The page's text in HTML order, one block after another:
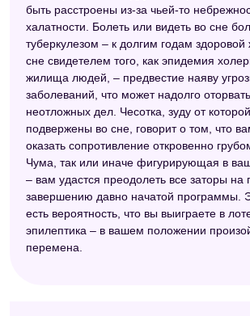
быть расстроены из-за чьей-то
халатности. Болеть или видеть во сне
туберкулезом – к долгим годам
сне свидетелем того, как эпидемия
жилища людей, – предвестие наяву
заболеваний, что может надолго
неотложных дел. Чесотка, зуду от
подвержены во сне, говорит о том, что
оказать сопротивление откровенно
Чума, так или иначе фигурирующая в
– вам удастся преодолеть все заторы на
завершению давно начатой программы.
есть вероятность, что вы выиграете в
эпилептика – в вашем положении
перемена.